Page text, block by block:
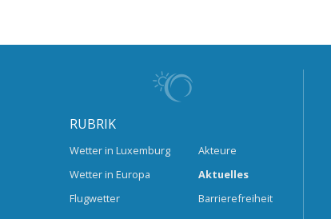
RUBRIK
Wetter in Luxemburg
Wetter in Europa
Flugwetter
Akteure
Aktuelles
Barrierefreiheit